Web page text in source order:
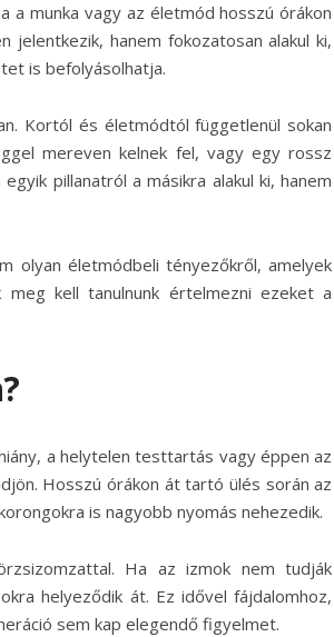
a munka vagy az életmód hosszú órákon
hanem fokozatosan alakul ki,
is befolyásolhatja.
Kortól és életmódtól függetlenül sokan
mereven kelnek fel, vagy egy rossz
pillanatról a másikra alakul ki, hanem
olyan életmódbeli tényezőkről, amelyek
kell tanulnunk értelmezni ezeket a
a helytelen testtartás vagy éppen az
Hosszú órákon át tartó ülés során az
is nagyobb nyomás nehezedik.
Ha az izmok nem tudják
helyeződik át. Ez idővel fájdalomhoz,
sem kap elegendő figyelmet.